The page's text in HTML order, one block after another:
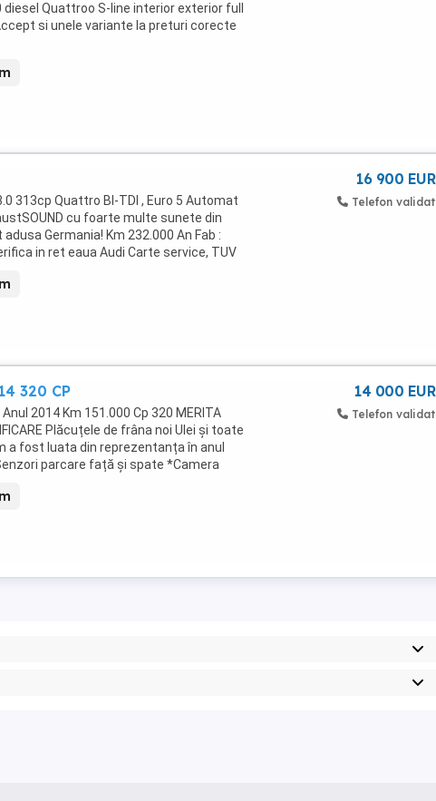
Quattroo S-line interior exterior full
si unele variante la preturi corecte
313cp Quattro BI-TDI , Euro 5 Automat
cu foarte multe sunete din
Germania! Km 232.000 An Fab :
in ret eaua Audi Carte service, TUV
16 900 EUR
Telefon validat
320 CP
2014 Km 151.000 Cp 320 MERITA
Plăcuțele de frâna noi Ulei și toate
a fost luata din reprezentanța în anul
parcare față și spate *Camera
14 000 EUR
Telefon validat